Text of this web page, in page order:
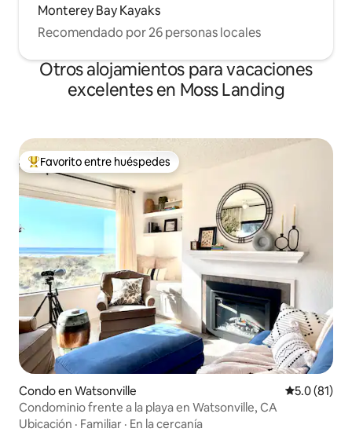
Monterey Bay Kayaks
Recomendado por 26 personas locales
Otros alojamientos para vacaciones
excelentes en Moss Landing
Favorito entre huéspedes preferido
Favorito entre huéspedes
Condo en Watsonville Calificación
5.0 (81)
Condominio frente a la playa en Watsonville, CA
Ubicación · Familiar · En la cercanía